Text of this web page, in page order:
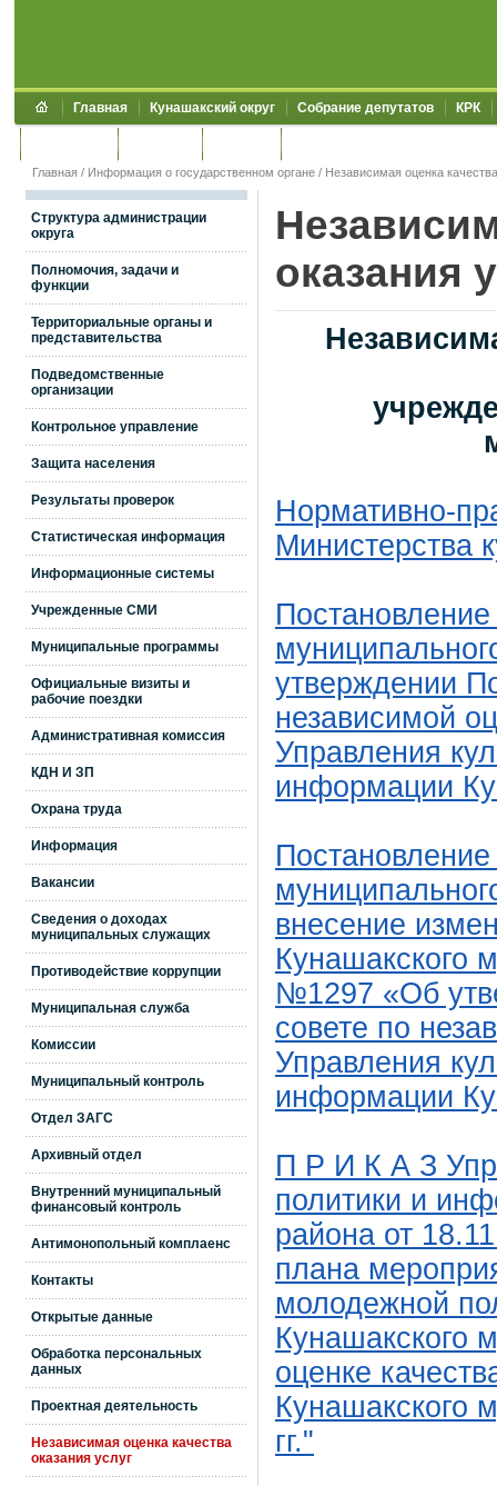
Главная Кунашакский округ Собрание депутатов КРК
Главная / Информация о государственном органе / Независимая оценка
Структура администрации
округа
Полномочия, задачи и
функции
Территориальные органы и
представительства
Подведомственные
организации
Контрольное управление
Защита населения
Результаты проверок
Статистическая информация
Информационные системы
Учрежденные СМИ
Муниципальные программы
Официальные визиты и
рабочие поездки
Административная комиссия
КДН И ЗП
Охрана труда
Информация
Вакансии
Сведения о доходах
муниципальных служащих
Противодействие коррупции
Муниципальная служба
Комиссии
Муниципальный контроль
Отдел ЗАГС
Архивный отдел
Внутренний муниципальный
финансовый контроль
Антимонопольный комплаенс
Контакты
Открытые данные
Обработка персональных
данных
Проектная деятельность
Независимая оценка качества
оказания услуг
оказания
Нормативно-
Министерства
утверждении
независимой
Управления
информации
внесение
Кунашакского
№1297 «Об
совете по
Управления
информации
П Р И К А З
политики и
района от
плана
молодежной
Кунашакского
оценке
Кунашакского
гг."